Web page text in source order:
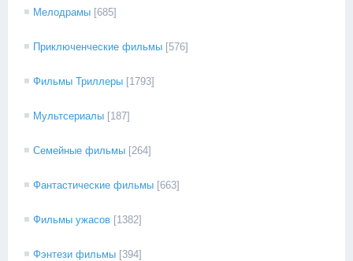
Мелодрамы [685]
Приключенческие фильмы [576]
Фильмы Триллеры [1793]
Мультсериалы [187]
Семейные фильмы [264]
Фантастические фильмы [663]
Фильмы ужасов [1382]
Фэнтези фильмы [394]